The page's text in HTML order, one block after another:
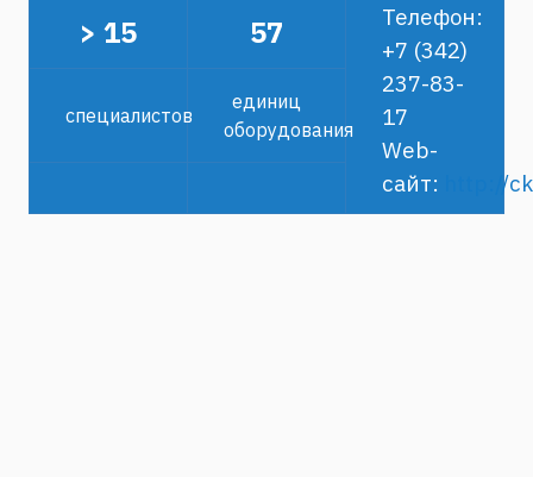
Телефон:
+7 (342)
237-83-
17
Web-
сайт:
http://
> 15 57
специалистов
единиц
оборудования